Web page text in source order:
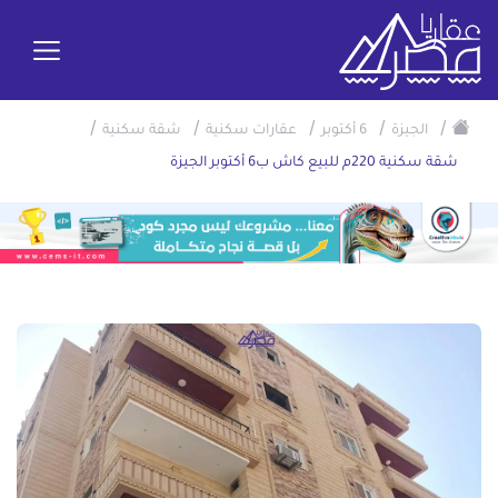
/ الجيزة / 6 أكتوبر / عقارات سكنية / شقة سكنية /
شقة سكنية 220م للبيع كاش ب6 أكتوبر الجيزة